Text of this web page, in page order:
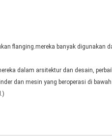
flanging.mereka banyak
dalam arsitektur dan desain,
dan mesin yang beroperasi di